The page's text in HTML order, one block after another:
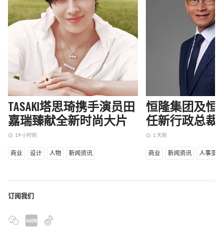
TASAKI塔思琦携手演员田
嘉瑞臻献全新时尚大片
access_time 19 小时前
商业 设计 人物 新闻资讯
恒隆集团及恒
任新行政总裁
access_time 1 天前
商业 新闻资讯 人事变动
订阅我们